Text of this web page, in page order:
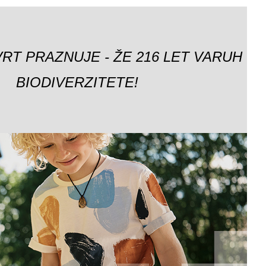
PRAZNUJE - ŽE 216 LET VARUH
BIODIVERZITETE!